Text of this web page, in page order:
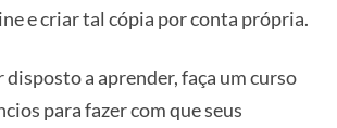
e criar tal cópia por conta própria.
disposto a aprender, faça um curso
para fazer com que seus